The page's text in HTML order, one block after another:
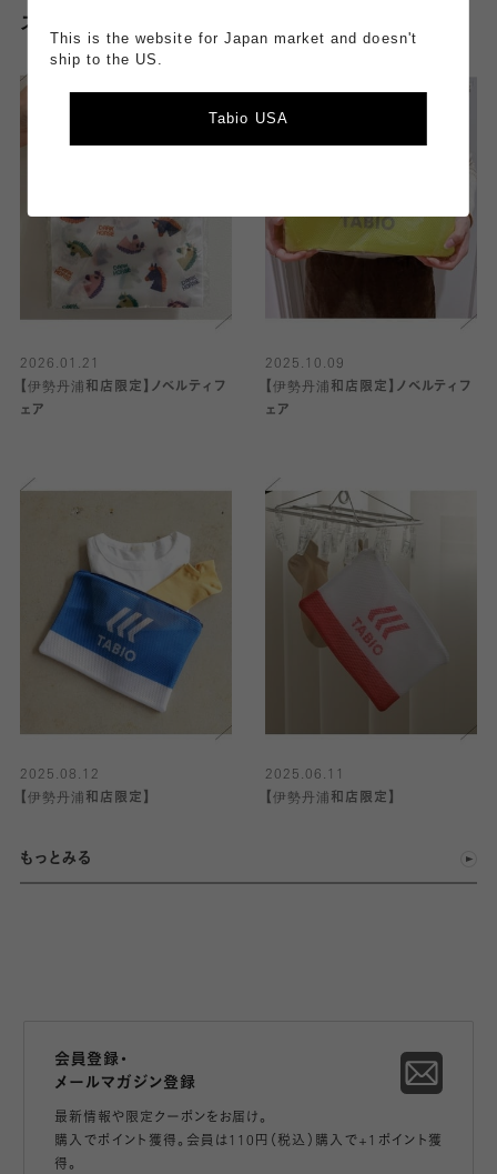
スタッフのその他のブログはこちら
2026.01.21
【伊勢丹浦和店限定】ノベルティフ
ェア
2025.10.09
【伊勢丹浦和店限定】ノベルティフ
ェア
2025.08.12
【伊勢丹浦和店限定】
2025.06.11
【伊勢丹浦和店限定】
もっとみる
会員登録・
メールマガジン登録
最新情報や限定クーポンをお届け。
購入でポイント獲得。会員は110円（税込）購入で+1ポイント獲
得。
This is the website for Japan market and doesn't
ship to the US.
Tabio USA